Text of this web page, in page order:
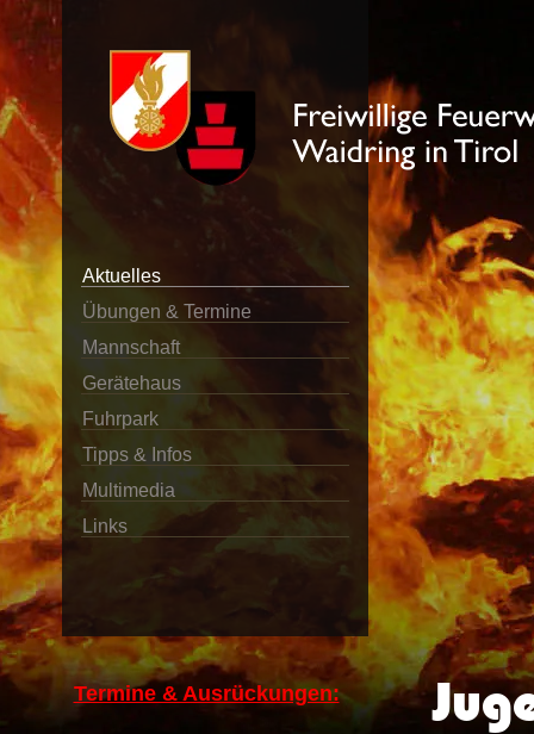
Aktuelles
Übungen & Termine
Mannschaft
Gerätehaus
Fuhrpark
Tipps & Infos
Multimedia
Links
Termine & Ausrückungen: